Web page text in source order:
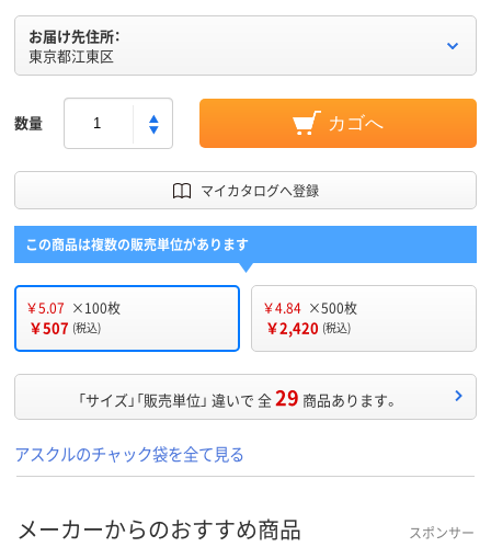
お届け先住所：
東京都江東区
数量 カゴへ
マイカタログへ登録
この商品は複数の販売単位があります
￥5.07 ×100枚
￥507 (税込)
￥4.84 ×500枚
￥2,420 (税込)
「サイズ」「販売単位」 違いで 全29 商品あります。
アスクルのチャック袋を全て見る
メーカーからのおすすめ商品 スポンサー